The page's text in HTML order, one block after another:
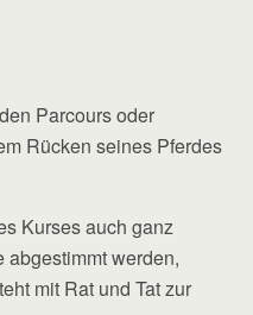
Parcours oder
Rücken seines Pferdes
Kurses auch ganz
werden,
mit Rat und Tat zur